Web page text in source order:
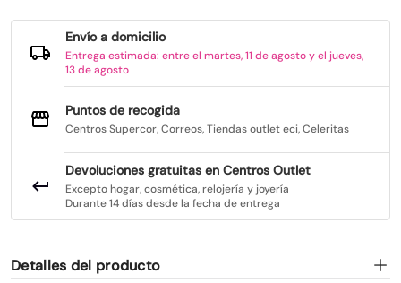
Envío a domicilio
Entrega estimada: entre el martes, 11 de agosto y el jueves,
13 de agosto
Puntos de recogida
Centros Supercor, Correos, Tiendas outlet eci, Celeritas
Devoluciones gratuitas en Centros Outlet
Excepto hogar, cosmética, relojería y joyería
Durante 14 días desde la fecha de entrega
Detalles del producto